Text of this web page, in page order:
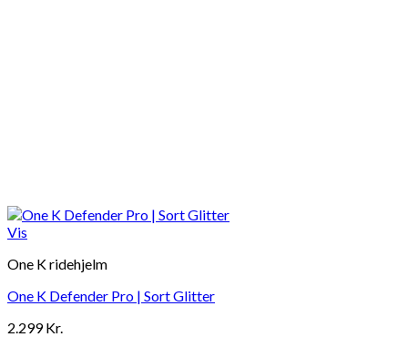
Vis
One K ridehjelm
One K Defender Pro | Sort Glitter
2.299Kr.